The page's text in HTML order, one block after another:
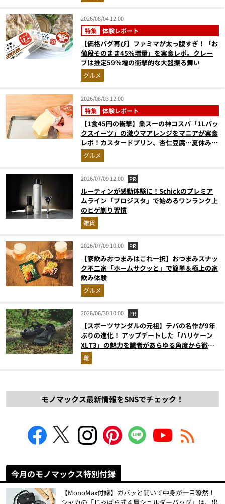
2026/08/04 12:00
特集 体験レポート
【価格バグ再び】ファミマが太っ腹すぎ！「お
値段そのまま45%増量」を実食レポ。クレー
プは推定59%増の衝撃的な大盤振る舞い
グルメ
2026/08/03 12:00
特集 体験レポート
【1食45円の衝撃】業スーの神コスパ「1Lパッ
クスイーツ」の激ウマアレンジをマニアが実食
レポ！カスタードプリン、杏仁豆腐…夏休みの
おやつに最強すぎた
グルメ
2026/07/09 12:00 PR
ルーティンが感動体験に！Schickのプレミア
ムライン「プロジスタ」で始めるワンランク上
のヒゲ剃り習慣
雑貨
2026/07/09 10:00 PR
【家飲みおつまみはこれ一択】おつまみスナッ
ク不二家「ホームサクッと」で簡単＆極上の家
飲み体験
グルメ
2026/06/30 10:00 PR
【スポーツサンダルの元祖】テバの名作が9年
ぶりの進化！ アップデートした「ハリケーン
XLT3」の魅力を識者があらゆる角度から徹底
解説！
靴
モノマックス最新情報をSNSでチェック！
今月のモノマックス特別付録
【MonoMax付録】ガバッと開いて中身が一目瞭然！
シャカの「じゃばら式４層ショルダーバッグ」は、出